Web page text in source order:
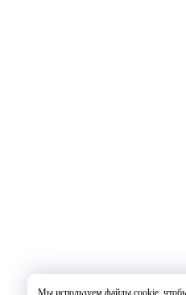
Мы используем файлы cookie, чтобы